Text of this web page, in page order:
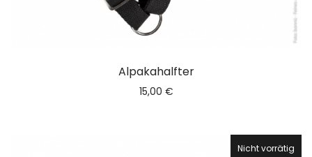
Alpakahalfter
15,00 €
Nicht vorrätig